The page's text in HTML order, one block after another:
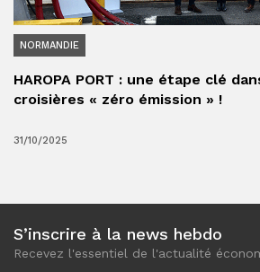
NORMANDIE
HAROPA PORT : une étape clé
croisières « zéro émission » !
31/10/2025
S’inscrire à la news hebdo
Recevez l'essentiel de l'actualité